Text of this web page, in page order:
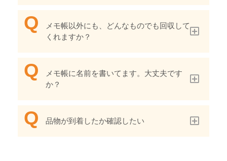
メモ帳以外にも、どんなものでも回収して
くれますか？
メモ帳に名前を書いてます。大丈夫です
か？
品物が到着したか確認したい